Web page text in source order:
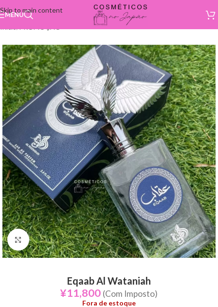
Skip to main content
MENU
Click to enlarge
Eqaab Al Wataniah
¥11,800 (Com Imposto)
Fora de estoque